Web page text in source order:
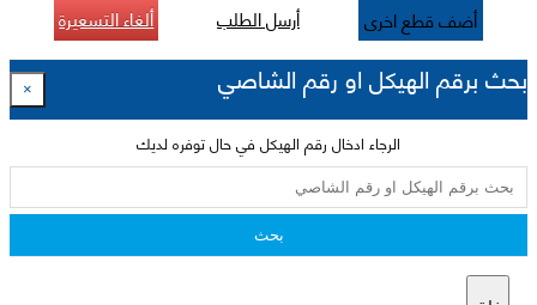
أضف قطع اخرى أرسل الطلب ألغاء التسعيرة
بحث برقم الهيكل او رقم الشاصي ×
الرجاء ادخال رقم الهيكل في حال توفره لديك
بحث